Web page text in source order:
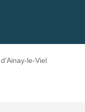
le-Viel